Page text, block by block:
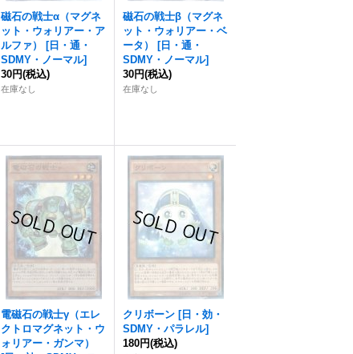
磁石の戦士α（マグネ
ット・ウォリアー・ア
ルファ）
[日・通・
SDMY・ノーマル]
30円(税込)
在庫なし
磁石の戦士β（マグネ
ット・ウォリアー・ベ
ータ）
[日・通・
SDMY・ノーマル]
30円(税込)
在庫なし
電磁石の戦士γ（エレ
クトロマグネット・ウ
ォリアー・ガンマ）
クリボーン [日・効・
SDMY・パラレル]
180円(税込)